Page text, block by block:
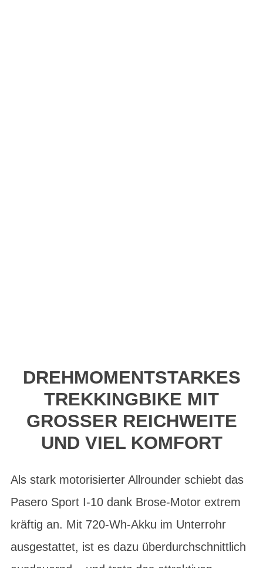
DREHMOMENTSTARKES
TREKKINGBIKE MIT
GROSSER REICHWEITE
UND VIEL KOMFORT
Als stark motorisierter Allrounder schiebt das
Pasero Sport I-10 dank Brose-Motor extrem
kräftig an. Mit 720-Wh-Akku im Unterrohr
ausgestattet, ist es dazu überdurchschnittlich